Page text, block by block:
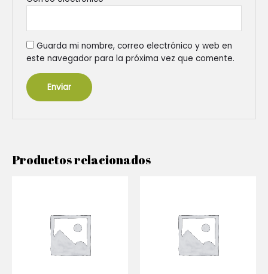
Guarda mi nombre, correo electrónico y web en
este navegador para la próxima vez que comente.
Productos relacionados